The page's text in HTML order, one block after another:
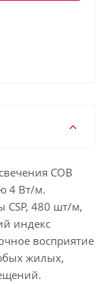
COB
4 Вт/м.
CSP, 480 шт/м,
индекс
восприятие
жилых,